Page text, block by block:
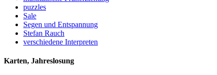
puzzles
Sale
Segen und Entspannung
Stefan Rauch
verschiedene Interpreten
Karten, Jahreslosung